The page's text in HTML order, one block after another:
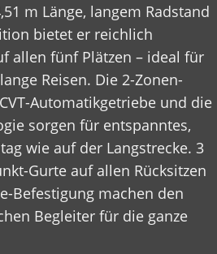
m Länge, langem Radstand
bietet er reichlich
allen fünf Plätzen – ideal für
Reisen. Die 2-Zonen-
Automatikgetriebe und die
sorgen für entspanntes,
wie auf der Langstrecke. 3
Gurte auf allen Rücksitzen
Befestigung machen den
Begleiter für die ganze